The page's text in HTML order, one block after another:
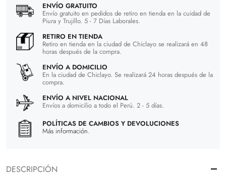
ENVÍO GRATUITO
Envío gratuito en pedidos de retiro en tienda en la cuidad de
Piura y Trujillo. 5 - 7 Días Laborales.
RETIRO EN TIENDA
Retiro en tienda en la ciudad de Chiclayo se realizará en 48
horas después de la compra.
ENVÍO A DOMICILIO
En la ciudad de Chiclayo. Se realizará 24 horas después de la
compra.
ENVÍO A NIVEL NACIONAL
Envíos a domicilio a todo el Perú. 2 - 5 días.
POLÍTICAS DE CAMBIOS Y DEVOLUCIONES
Más información.
DESCRIPCIÓN